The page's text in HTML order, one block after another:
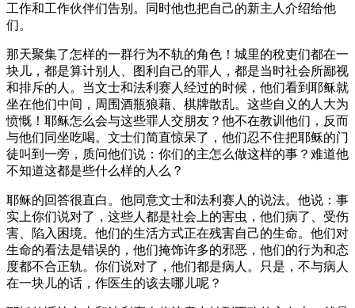
工作和工作伙伴们告别。同时他也把自己的新主人介绍给他
们。
那天聚集了怎样的一群行为不轨的角色！城里的稅吏们都在一
块儿，都是算计别人、图利自己的罪人，都是当时社会所鄙视
和排斥的人。当文士和法利赛人经过的时候，他们看到耶稣就
坐在他们中间，周围酒瓶狼藉、棋牌散乱。这些自义的人大为
愤慨！耶稣怎么会与这些罪人交朋友？他不在教训他们，反而
与他们同坐吃喝。文士们简直惊呆了，他们忍不住把耶稣的门
徒叫到一旁，质问他们说：你们的主怎么做这样的事？难道他
不知道这都是些什么样的人么？
耶稣的回答很直白。他同意文士和法利赛人的说法。他说：事
实上你们说对了，这些人都是社会上的害虫，他们病了、受伤
害、陷入困境。他们的生活方式正在残害自己的生命。他们对
生命的看法是错误的，他们掩饰许多的邪恶，他们的行为和态
度都不合正轨。你们说对了，他们都是病人。只是，不与病人
在一块儿的话，作医生的该去哪儿呢？